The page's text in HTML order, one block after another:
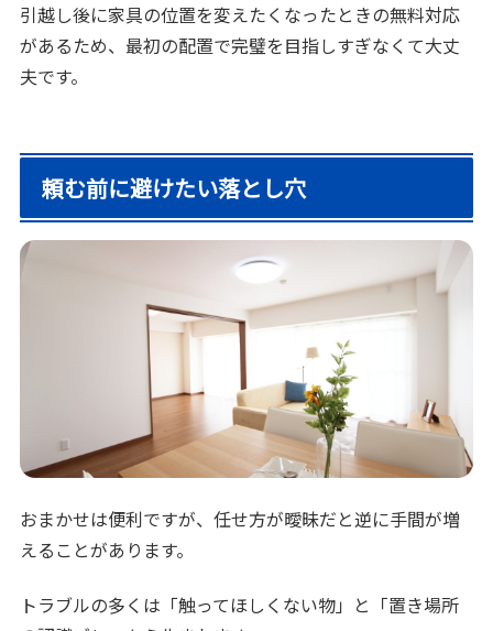
引越し後に家具の位置を変えたくなったときの無料対応
があるため、最初の配置で完璧を目指しすぎなくて大丈
夫です。
頼む前に避けたい落とし穴
おまかせは便利ですが、任せ方が曖昧だと逆に手間が増
えることがあります。
トラブルの多くは「触ってほしくない物」と「置き場所